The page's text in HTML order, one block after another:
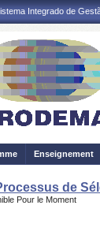
Integrado de
Enseignement
de
Pour le Moment